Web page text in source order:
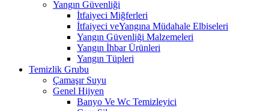
Yangın Güvenliği
İtfaiyeci Miğferleri
İtfaiyeci veYangına Müdahale Elbiseleri
Yangın Güvenliği Malzemeleri
Yangın İhbar Ürünleri
Yangın Tüpleri
Temizlik Grubu
Çamaşır Suyu
Genel Hijyen
Banyo Ve Wc Temizleyici